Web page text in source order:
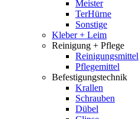
Meister
TerHürne
Sonstige
Kleber + Leim
Reinigung + Pflege
Reinigungsmittel
Pflegemittel
Befestigungstechnik
Krallen
Schrauben
Dübel